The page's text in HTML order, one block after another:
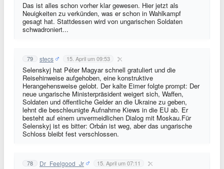
Das ist alles schon vorher klar gewesen. Hier jetzt als
Neuigkeiten zu verkünden, was er schon in Wahlkampf
gesagt hat. Stattdessen wird von ungarischen Soldaten
schwadroniert...
79 stecs 15. April um 09:53
Selenskyj hat Péter Magyar schnell gratuliert und die
Reisehinweise aufgehoben, eine konstruktive
Herangehensweise gelobt. Der kalte Eimer folgte prompt: Der
neue ungarische Ministerpräsident weigert sich, Waffen,
Soldaten und öffentliche Gelder an die Ukraine zu geben,
lehnt die beschleunigte Aufnahme Kiews in die EU ab. Er
besteht auf einem unvermeidlichen Dialog mit Moskau.Für
Selenskyj ist es bitter: Orbán ist weg, aber das ungarische
Schloss bleibt fest verschlossen.
78 Dr_Feelgood_Jr 15. April um 07:11